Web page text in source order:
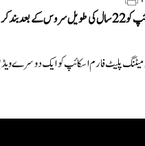
کیا ہے۔
میٹنگ پلیٹ فارم ا سکائپ کو ایک دوسرے